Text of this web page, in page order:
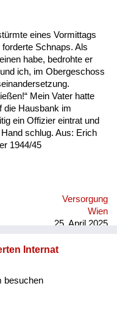
eines Vormittags
Schnaps. Als
habe, bedrohte er
ich, im Obergeschoss
Mein Vater hatte
die Hausbank im
ein Offizier eintrat und
schlug. Aus: Erich
1944/45
Versorgung
Wien
25. April 2025
Internat
besuchen